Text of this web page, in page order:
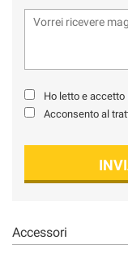
Ho letto e accetto
Acconsento al
Accessori
Cookie per
Cookie di
Leggi
cookie
Salva
le